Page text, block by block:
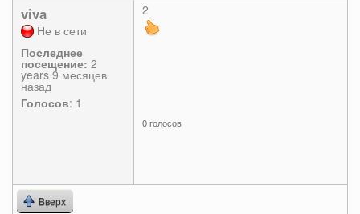
viva
Не в сети
Последнее
посещение: 2
years 9 месяцев
назад
Голосов: 1
2
0 голосов
Вверх